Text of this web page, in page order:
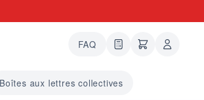
FAQ 0 articles dans le
undefined
Boîtes aux lettres collectives